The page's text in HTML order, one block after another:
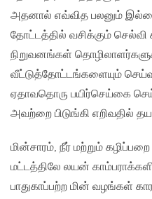
அதனால் எவ்வித பலனும்
தோட்டத்தில் வசிக்கும் செல்வி
நிறுவனங்கள்
வீட்டுத்தோட்டங்களையும்
ஏதாவதொரு பயிர்செய்கை
அவற்றை பிடுங்கி எறிவதில்
மின்சாரம், நீர் மற்றும்
மட்டத்திலே லயன்
பாதுகாப்பற்ற மின் வழங்கள்